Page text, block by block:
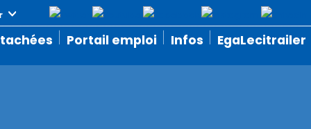
Portail emploi Infos EgaLecitrailer